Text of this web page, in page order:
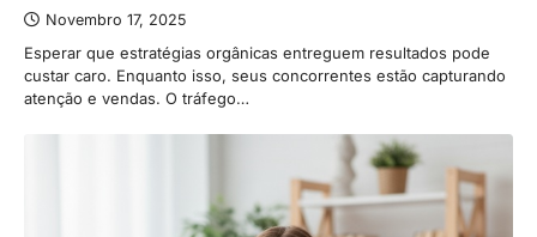
Novembro 17, 2025
Esperar que estratégias orgânicas entreguem resultados pode
custar caro. Enquanto isso, seus concorrentes estão capturando
atenção e vendas. O tráfego…